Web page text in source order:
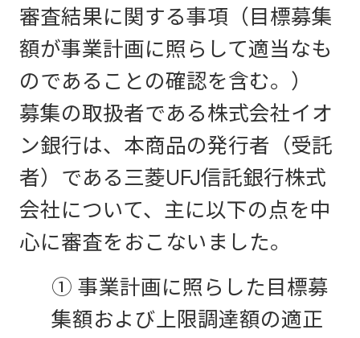
審査結果に関する事項（目標募集
額が事業計画に照らして適当なも
のであることの確認を含む。）
募集の取扱者である株式会社イオ
ン銀行は、本商品の発行者（受託
者）である三菱UFJ信託銀行株式
会社について、主に以下の点を中
心に審査をおこないました。
① 事業計画に照らした目標募
集額および上限調達額の適正